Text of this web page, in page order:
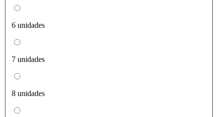
6 unidades
7 unidades
8 unidades